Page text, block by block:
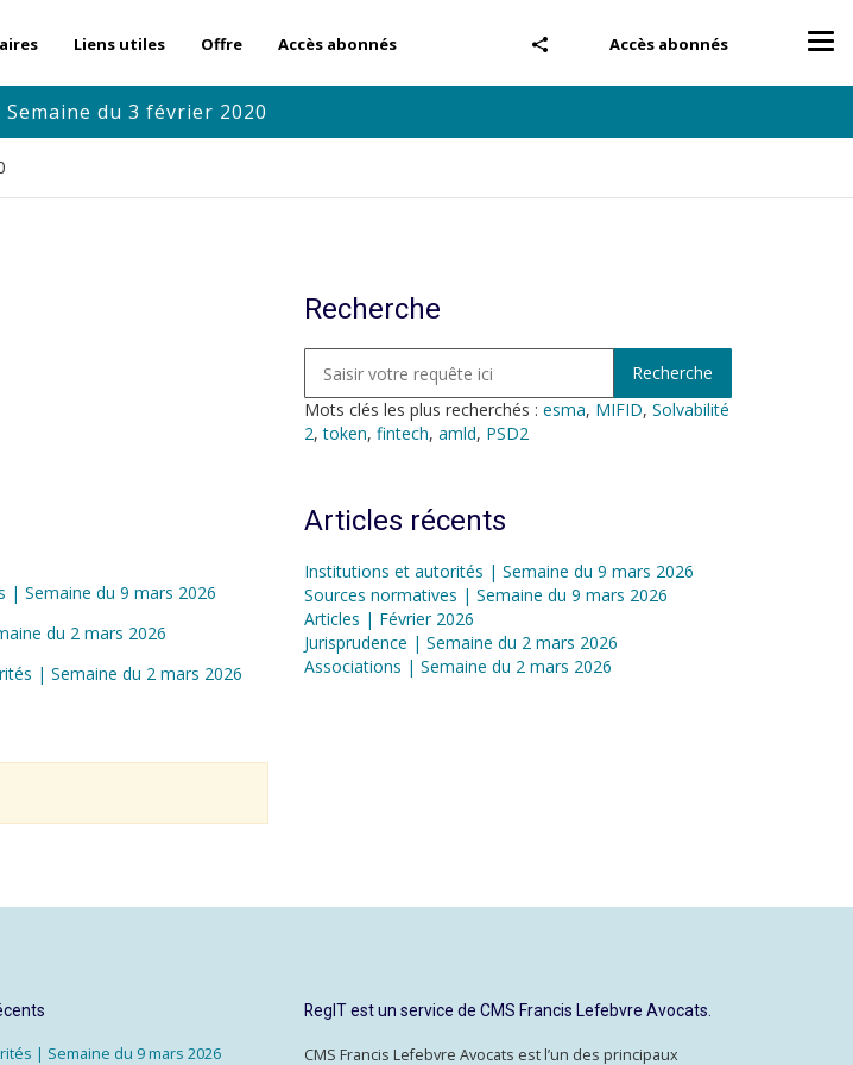
Accès abonnés
Liens utiles Offre Accès abonnés
du 3 février 2020
| Semaine du 9 mars 2026
du 2 mars 2026
| Semaine du 2 mars 2026
Recherche
Mots clés les plus recherchés : esma, MIFID, Solvabilité
2,token, fintech, amld, PSD2
Articles récents
Institutions et autorités | Semaine du 9 mars 2026
Sources normatives | Semaine du 9 mars 2026
Articles | Février 2026
Jurisprudence | Semaine du 2 mars 2026
Associations | Semaine du 2 mars 2026
| Semaine du 9 mars 2026
RegIT est un service de CMS Francis Lefebvre Avocats.
CMS Francis Lefebvre Avocats est l’un des principaux